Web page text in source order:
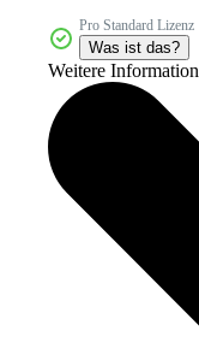
Pro Standard Lizenz
Was ist das?
Weitere